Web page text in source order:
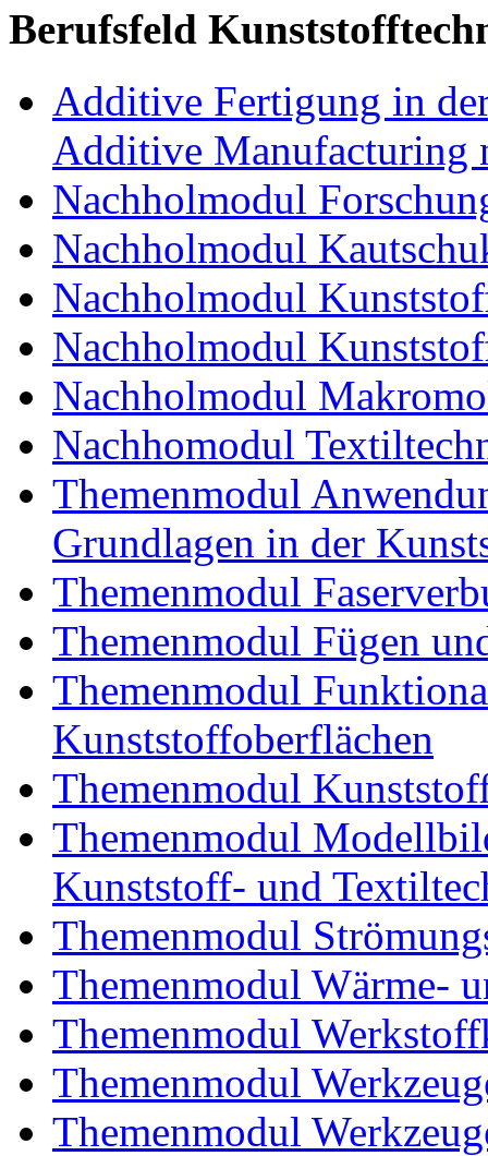
Berufsfeld
Additive Fertigung in
Additive Manufacturing
Nachholmodul
Nachholmodul
Nachholmodul
Nachholmodul
Nachholmodul
Nachhomodul
Themenmodul
Grundlagen in der
Themenmodul
Themenmodul Fügen
Themenmodul
Kunststoffoberflächen
Themenmodul
Themenmodul
Kunststoff- und
Themenmodul
Themenmodul Wärme-
Themenmodul
Themenmodul
Themenmodul